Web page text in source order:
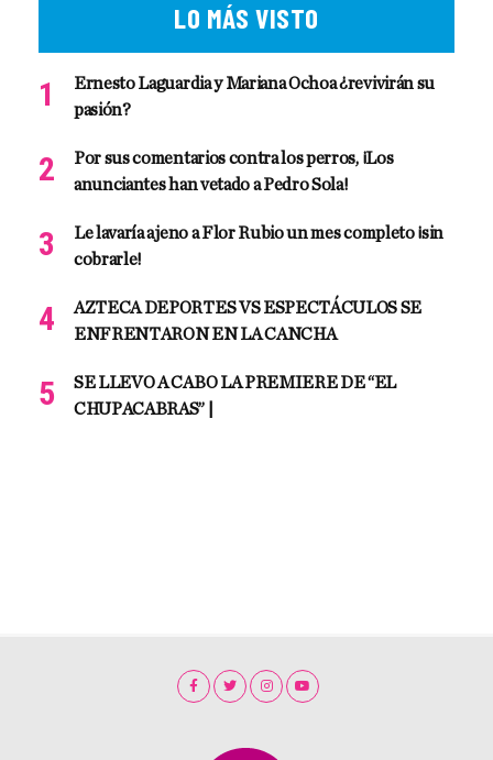
LO MÁS VISTO
Ernesto Laguardia y Mariana Ochoa ¿revivirán su
pasión?
Por sus comentarios contra los perros, ¡Los
anunciantes han vetado a Pedro Sola!
Le lavaría ajeno a Flor Rubio un mes completo ¡sin
cobrarle!
AZTECA DEPORTES VS ESPECTÁCULOS SE
ENFRENTARON EN LA CANCHA
SE LLEVO A CABO LA PREMIERE DE “EL
CHUPACABRAS” |